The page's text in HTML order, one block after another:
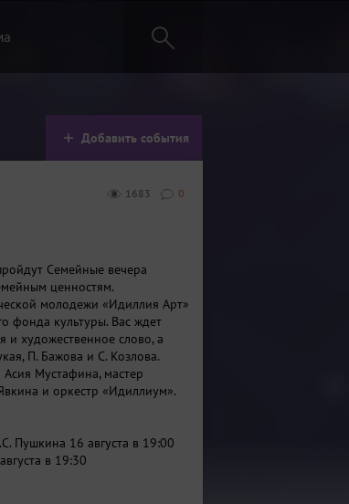
Добавить события
0
1683
Семейные вечера
ценностям.
молодежи «Идиллия Арт»
фонда культуры. Вас ждет
и художественное слово, а
П. Бажова и С. Козлова.
Мустафина, мастер
и оркестр «Идиллиум».
Пушкина 16 августа в 19:00
в 19:30